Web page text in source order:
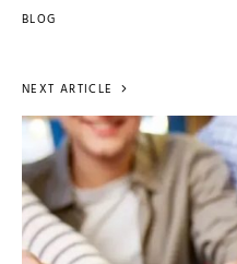
BLOG
NEXT ARTICLE